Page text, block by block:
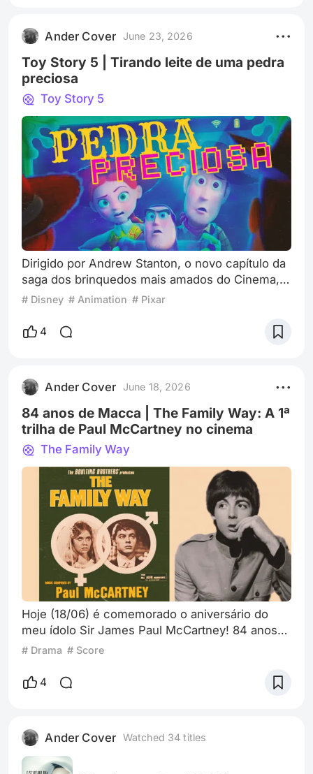
Ander Cover June 23, 2026
Toy Story 5 | Tirando leite de uma pedra
preciosa
Toy Story 5
Dirigido por Andrew Stanton, o novo capítulo da
saga dos brinquedos mais amados do Cinema,
“Toy Story 5”, teve sua estreia recentemente.
Pixar, é a mais querida do estúdio. Um dos
disso, é a franquia mais longeva com maior
número de continuações que o estúdio já
# Disney # Animation # Pixar
4
Ander Cover June 18, 2026
84 anos de Macca | The Family Way: A 1ª
trilha de Paul McCartney no cinema
The Family Way
Hoje (18/06) é comemorado o aniversário do
meu ídolo Sir James Paul McCartney! 84 anos
de pura história definidora de uma era. Ou
ser ativo em sua carreira, desde seu início lá
“The Boys of Dungeon Lane”, evidenciando que
Macca se encontra em plena forma nas
composiçõ
# Drama # Score
4
Ander Cover Watched 34 titles